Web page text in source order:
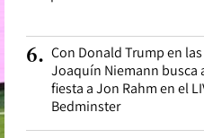
6. Con Donald Trump en
Joaquín Niemann busca
fiesta a Jon Rahm en el
Bedminster